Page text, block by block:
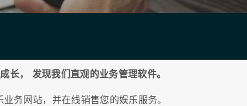
长， 发现我们直观的业务管理软件。
务网站，并在线销售您的娱乐服务。